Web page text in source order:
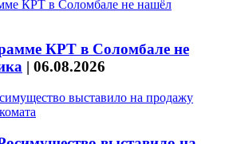
КРТ в Соломбале не
| 06.08.2026